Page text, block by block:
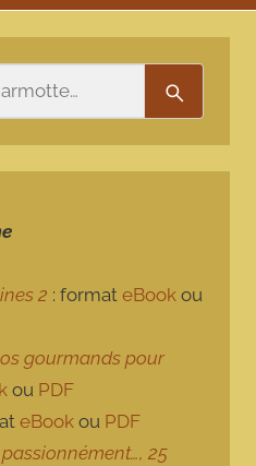
2 : formateBook ou
gourmands pour
ou PDF
eBook ou PDF
25